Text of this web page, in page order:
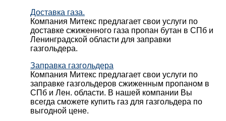
Доставка газа.
Компания Митекс предлагает свои услуги по
доставке сжиженного газа пропан бутан в СПб и
Ленинградской области для заправки
газгольдера.
Заправка газгольдера
Компания Митекс предлагает свои услуги по
заправке газгольдеров сжиженным пропаном в
СПб и Лен. области. В нашей компании Вы
всегда сможете купить газ для газгольдера по
выгодной цене.